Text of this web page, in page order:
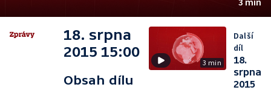
18. srpna
2015 15:00
Obsah dílu
3 min
Další
díl
18.
srpna
2015